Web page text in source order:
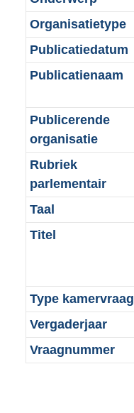
Organisatietype
Publicatiedatum
Publicatienaam
Publicerende
organisatie
Rubriek
parlementair
Taal
Titel
Type kamervraag
Vergaderjaar
Vraagnummer